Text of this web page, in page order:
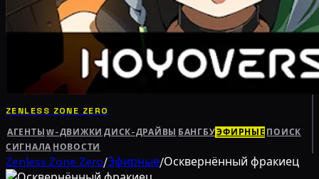
ZENLESS ZONE ZERO
АГЕНТЫ W-ДВИЖКИ ДИСК-ДРАЙВЫ БАНГБУЭФИРНЫЕ ПОИСК
СИГНАЛА НОВОСТИ
Zenless Zone Zero/Эфирные/Осквернённый фракиец